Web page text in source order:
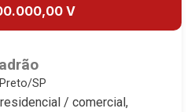
V
SP
/ comercial,